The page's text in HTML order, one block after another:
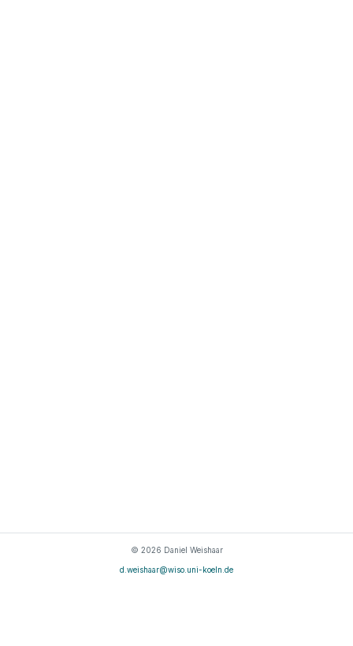
© 2026 Daniel Weishaar
d.weishaar@wiso.uni-koeln.de